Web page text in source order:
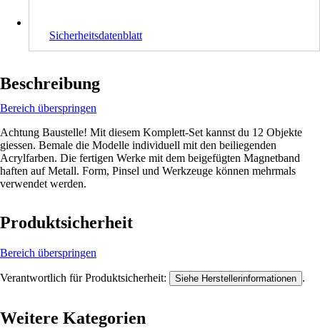
Sicherheitsdatenblatt
Beschreibung
Bereich überspringen
Achtung Baustelle! Mit diesem Komplett-Set kannst du 12 Objekte
giessen. Bemale die Modelle individuell mit den beiliegenden
Acrylfarben. Die fertigen Werke mit dem beigefügten Magnetband
haften auf Metall. Form, Pinsel und Werkzeuge können mehrmals
verwendet werden.
Produktsicherheit
Bereich überspringen
Verantwortlich für Produktsicherheit: Siehe Herstellerinformationen .
Weitere Kategorien